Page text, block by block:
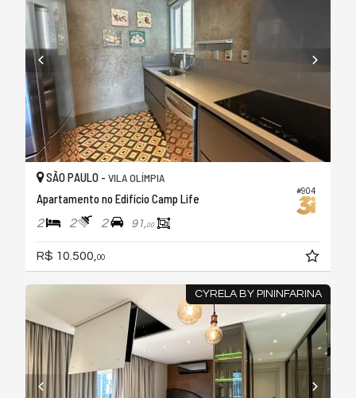
#904
SÃO PAULO - VILA OLÍMPIA
Apartamento no Edifício Camp Life
2 2 2 91,00
R$ 10.500,00
CYRELA BY PININFARINA